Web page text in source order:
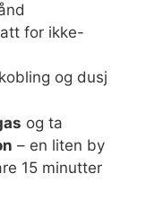
for ikke-
og dusj
og ta
– en liten by
15 minutter